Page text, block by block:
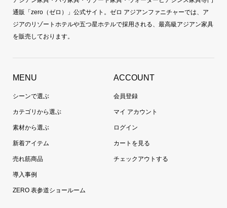
通販「zero（ゼロ）」公式サイト。ゼロ アジアンファニチャーでは、ア
ジアのリゾートホテルや五つ星ホテルで採用される、最高級アジアン家具
を販売しております。
MENU
シーンで選ぶ
カテゴリから選ぶ
素材から選ぶ
新着アイテム
売れ筋商品
導入事例
ZERO 表参道ショールーム
ACCOUNT
会員登録
マイ アカウント
ログイン
カートを見る
チェックアウトする